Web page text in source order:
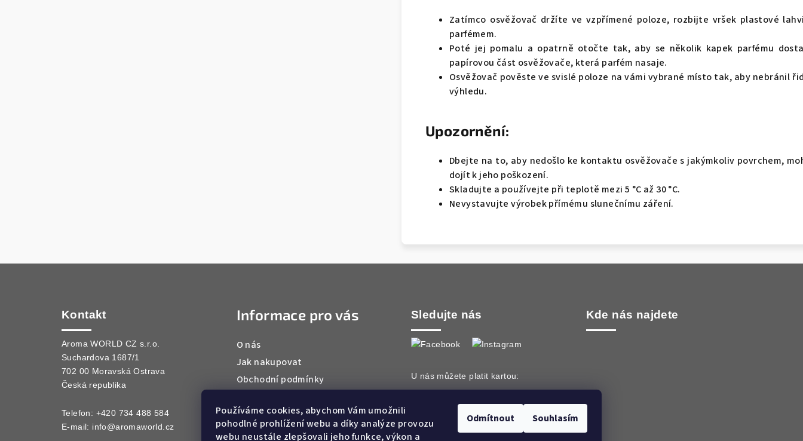
Používáme cookies, abychom Vám umožnili
pohodlné prohlížení webu a díky analýze provozu
webu neustále zlepšovali jeho funkce, výkon a
Odmítnout Souhlasím
Zatímco osvěžovač držíte ve vzpřímené poloze, rozbijte vršek plastové
parfémem.
Poté jej pomalu a opatrně otočte tak, aby se několik kapek parfému
papírovou část osvěžovače, která parfém nasaje.
Osvěžovač pověste ve svislé poloze na vámi vybrané místo tak, aby nebránil
výhledu.
Upozornění:
Dbejte na to, aby nedošlo ke kontaktu osvěžovače s jakýmkoliv povrchem,
dojít k jeho poškození.
Skladujte a používejte při teplotě mezi 5 °C až 30 °C.
Nevystavujte výrobek přímému slunečnímu záření.
Kontakt
Aroma WORLD CZ s.r.o.
Suchardova 1687/1
702 00 Moravská Ostrava
Česká republika
Telefon: +420 734 488 584
E-mail: info@aromaworld.cz
Informace pro vás
O nás
Jak nakupovat
Obchodní podmínky
Kontakty
Sledujte nás
U nás můžete platit kartou:
Kde nás najdete